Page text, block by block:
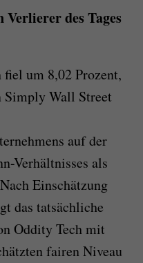
Verlierer des Tages
um 8,02 Prozent,
Simply Wall Street
auf der
Verhältnisses als
Einschätzung
das tatsächliche
Oddity Tech mit
fairen Niveau